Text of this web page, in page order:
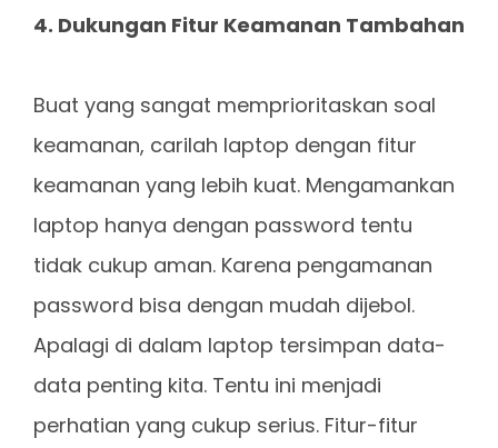
4. Dukungan Fitur Keamanan Tambahan
Buat yang sangat memprioritaskan soal
keamanan, carilah laptop dengan fitur
keamanan yang lebih kuat. Mengamankan
laptop hanya dengan password tentu
tidak cukup aman. Karena pengamanan
password bisa dengan mudah dijebol.
Apalagi di dalam laptop tersimpan data-
data penting kita. Tentu ini menjadi
perhatian yang cukup serius. Fitur-fitur